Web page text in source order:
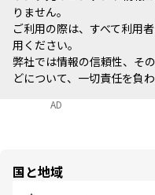
りません。
ご利用の際は、すべて利用
用ください。
弊社では情報の信頼性、そ
どについて、一切責任を負
AD
国と地域